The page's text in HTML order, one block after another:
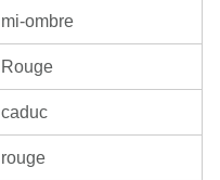
mi-ombre
Rouge
caduc
rouge